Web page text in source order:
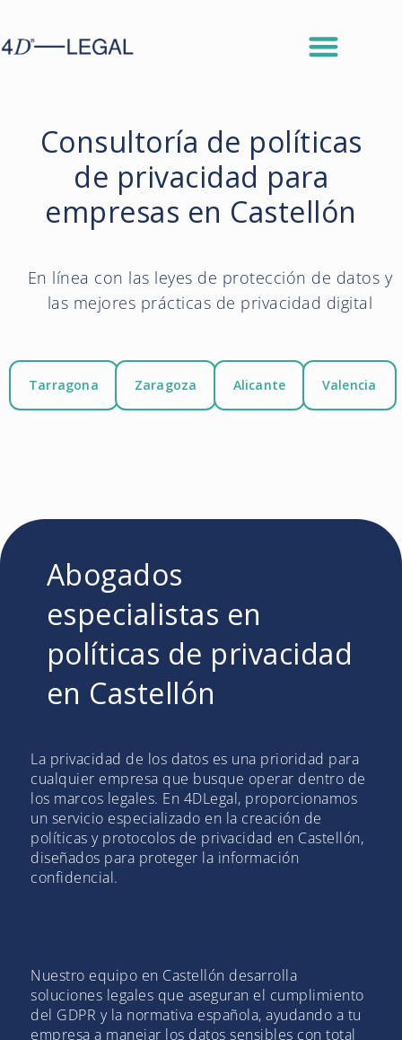
Consultoría de políticas
de privacidad para
empresas en Castellón
En línea con las leyes de protección de datos y
las mejores prácticas de privacidad digital
Tarragona Zaragoza Alicante Valencia
Abogados
especialistas en
políticas de privacidad
en Castellón
La privacidad de los datos es una prioridad para
cualquier empresa que busque operar dentro de
los marcos legales. En 4DLegal, proporcionamos
un servicio especializado en la creación de
políticas y protocolos de privacidad en Castellón,
diseñados para proteger la información
confidencial.
Nuestro equipo en Castellón desarrolla
soluciones legales que aseguran el cumplimiento
del GDPR y la normativa española, ayudando a tu
empresa a manejar los datos sensibles con total